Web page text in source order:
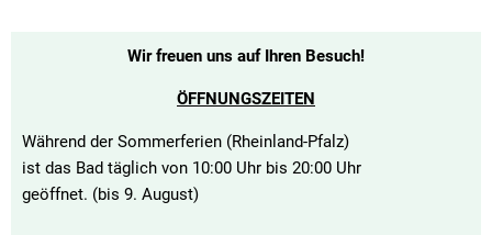
Wir freuen uns auf Ihren Besuch!
ÖFFNUNGSZEITEN
Während der Sommerferien (Rheinland-Pfalz)
ist das Bad täglich von 10:00 Uhr bis 20:00 Uhr
geöffnet. (bis 9. August)